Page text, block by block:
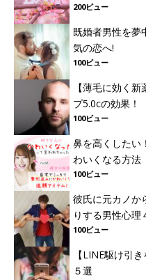
200ビュー
既婚者男性を夢
気の恋へ!
100ビュー
【薄毛に効く
プ5.0cの効果！
100ビュー
鼻を高くしたい
わいくなる方法
100ビュー
彼氏に元カノか
りする男性心理
100ビュー
【LINE駆け引
５選